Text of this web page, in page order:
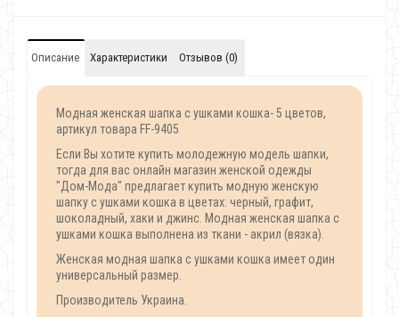
Описание Характеристики Отзывов (0)
Модная женская шапка с ушками кошка- 5 цветов,
артикул товара FF-9405
Если Вы хотите купить молодежную модель шапки,
тогда для вас онлайн магазин женской одежды
"Дом-Мода" предлагает купить модную женскую
шапку с ушками кошка в цветах: черный, графит,
шоколадный, хаки и джинс. Модная женская шапка с
ушками кошка выполнена из ткани - акрил (вязка).
Женская модная шапка с ушками кошка имеет один
универсальный размер.
Производитель Украина.